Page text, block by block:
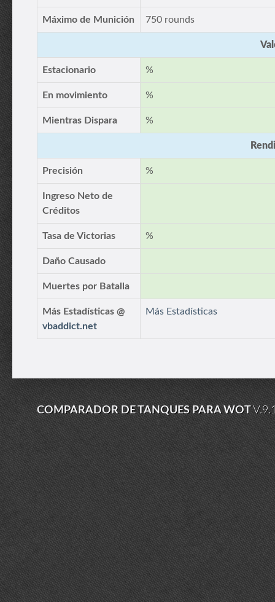
Máximo de Munición 750 rounds
Estacionario %
En movimiento %
Mientras Dispara %
Precisión %
Ingreso Neto de
Créditos
Tasa de Victorias %
Daño Causado
Muertes por Batalla
Más Estadísticas @
vbaddict.net
Más Estadísticas
COMPARADOR DE TANQUES PARA WOT